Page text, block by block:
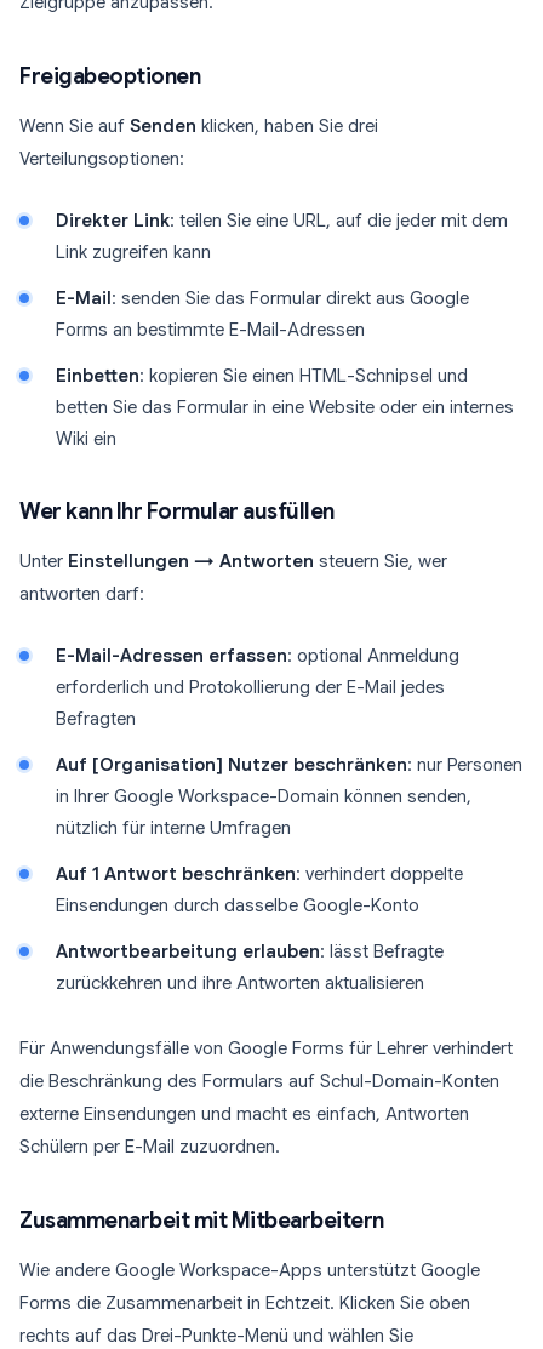
Freigabeoptionen
Wenn Sie auf Senden klicken, haben Sie drei
Verteilungsoptionen:
Direkter Link: teilen Sie eine URL, auf die jeder mit dem
Link zugreifen kann
E-Mail : senden Sie das Formular direkt aus Google
Forms an bestimmte E-Mail-Adressen
Einbetten: kopieren Sie einen HTML-Schnipsel und
betten Sie das Formular in eine Website oder ein internes
Wiki ein
Wer kann Ihr Formular ausfüllen
Unter Einstellungen → Antworten steuern Sie, wer
antworten darf:
E-Mail-Adressen erfassen: optional Anmeldung
erforderlich und Protokollierung der E-Mail jedes
Befragten
Auf [Organisation] Nutzer beschränken: nur Personen
in Ihrer Google Workspace-Domain können senden,
nützlich für interne Umfragen
Auf 1 Antwort beschränken: verhindert doppelte
Einsendungen durch dasselbe Google-Konto
Antwortbearbeitung erlauben: lässt Befragte
zurückkehren und ihre Antworten aktualisieren
Für Anwendungsfälle von Google Forms für Lehrer verhindert
die Beschränkung des Formulars auf Schul-Domain-Konten
externe Einsendungen und macht es einfach, Antworten
Schülern per E-Mail zuzuordnen.
Zusammenarbeit mit Mitbearbeitern
Wie andere Google Workspace-Apps unterstützt Google
Forms die Zusammenarbeit in Echtzeit. Klicken Sie oben
rechts auf das Drei-Punkte-Menü und wählen Sie